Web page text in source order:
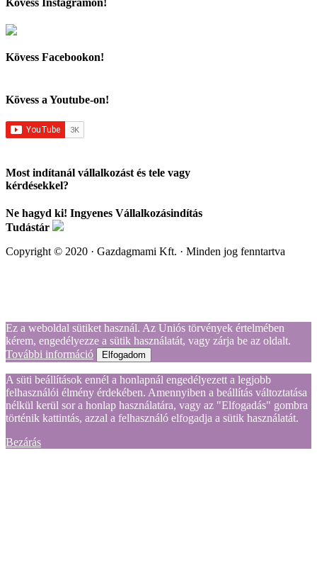
Kövess Instagramon!
Kövess Facebookon!
Kövess a Youtube-on!
Most indítanál vállalkozást és tele vagy
kérdésekkel?
Ne hagyd ki! Ingyenes Vállalkozásindítás
Tudástár
Copyright © 2020 · Gazdagmami Kft. · Minden jog fenntartva
Ez a weboldal sütiket használ. Az Uniós törvények értelmében
kérem, engedélyezze a sütik használatát, vagy zárja be az oldalt.
További információ
Elfogadom
A süti beállítások ennél a honlapnál engedélyezett a legjobb
felhasználói élmény érdekében. Amennyiben a beállítás változtatása
nélkül kerül sor a honlap használatára, vagy az "Elfogadás" gombra
történik kattintás, azzal a felhasználó elfogadja a sütik használatát.
Bezárás